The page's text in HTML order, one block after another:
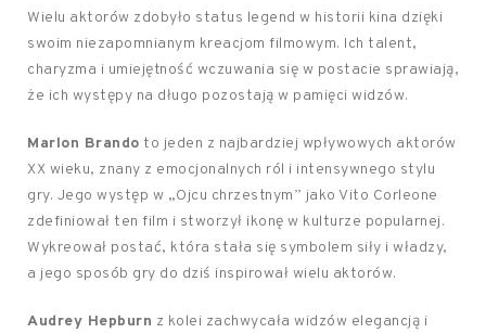
Wielu aktorów zdobyło status legend w historii kina dzięki
swoim niezapomnianym kreacjom filmowym. Ich talent,
charyzma i umiejętność wczuwania się w postacie sprawiają,
że ich występy na długo pozostają w pamięci widzów.
Marlon Brando to jeden z najbardziej wpływowych aktorów
XX wieku, znany z emocjonalnych ról i intensywnego stylu
gry. Jego występ w „Ojcu chrzestnym” jako Vito Corleone
zdefiniował ten film i stworzył ikonę w kulturze popularnej.
Wykreował postać, która stała się symbolem siły i władzy,
a jego sposób gry do dziś inspirował wielu aktorów.
Audrey Hepburn z kolei zachwycała widzów elegancją i